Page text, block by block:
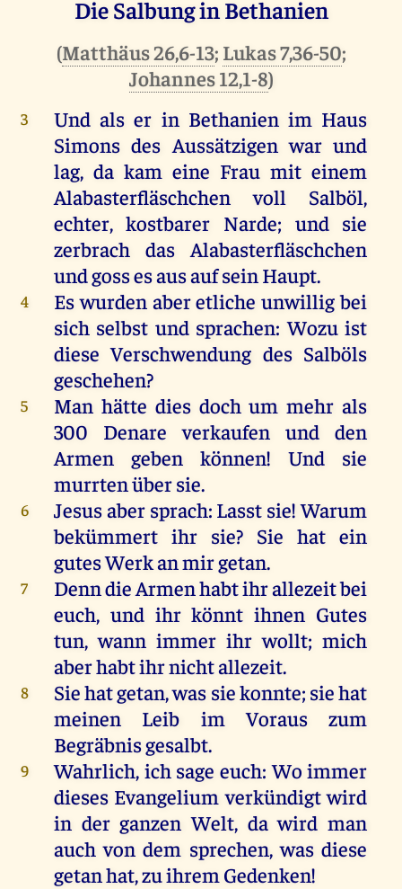
Die Salbung in Bethanien
(Matthäus 26,6-13; Lukas 7,36-50;
Johannes 12,1-8)
3 Und als er in Bethanien im Haus
Simons des Aussätzigen war und
lag, da kam eine Frau mit einem
Alabasterfläschchenvoll Salböl,
echter, kostbarer Narde; und sie
zerbrach das Alabasterfläschchen
undgossesausaufseinHaupt.
4 Es wurden aber etliche unwillig bei
sich selbst und sprachen:Wozu ist
diese Verschwendung desSalböls
geschehen?
5 Man hätte dies doch um mehr als
300 Denareverkaufen und den
Armen
geben können!Und
sie
murrtenübersie.
6 Jesusaber sprach: Lasst sie!Warum
bekümmert ihr sie? Sie hat ein
gutesWerkanmirgetan.
7 DenndieArmenhabtihrallezeitbei
euch, und ihr könnt ihnen Gutes
tun,wann immer ihr wollt;mich
aberhabtihrnichtallezeit.
8 Siehatgetan,was siekonnte; siehat
meinen
Leib im Voraus
zum
Begräbnisgesalbt.
9 Wahrlich, ich sage euch:Wo immer
dieses Evangelium verkündigt wird
in der ganzen Welt, da wird man
auch von dem sprechen,was diese
getanhat,zuihrem Gedenken!